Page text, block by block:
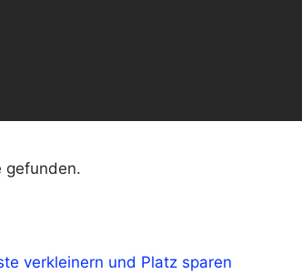
gefunden.
verkleinern und Platz sparen